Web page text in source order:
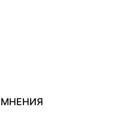
МНЕНИЯ